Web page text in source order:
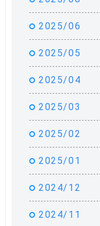
2025/06
2025/05
2025/04
2025/03
2025/02
2025/01
2024/12
2024/11